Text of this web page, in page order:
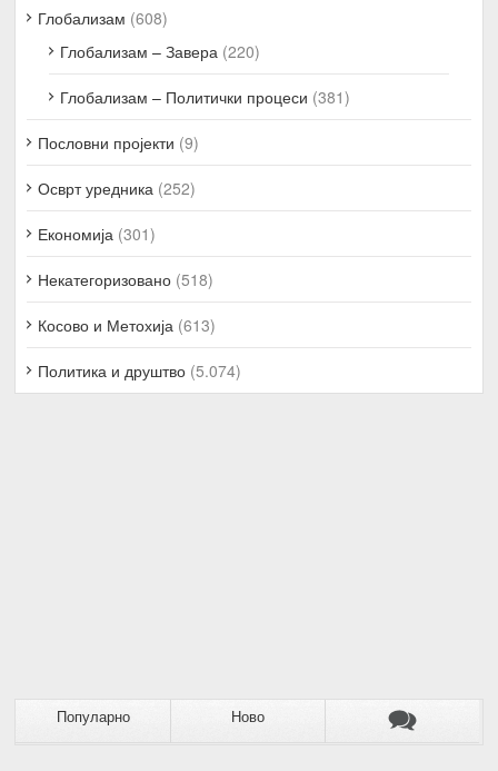
Глобализам (608)
Глобализам – Завера (220)
Глобализам – Политички процеси (381)
Пословни пројекти (9)
Осврт уредника (252)
Економија (301)
Некатегоризовано (518)
Косово и Метохија (613)
Политика и друштво (5.074)
Популарно Ново